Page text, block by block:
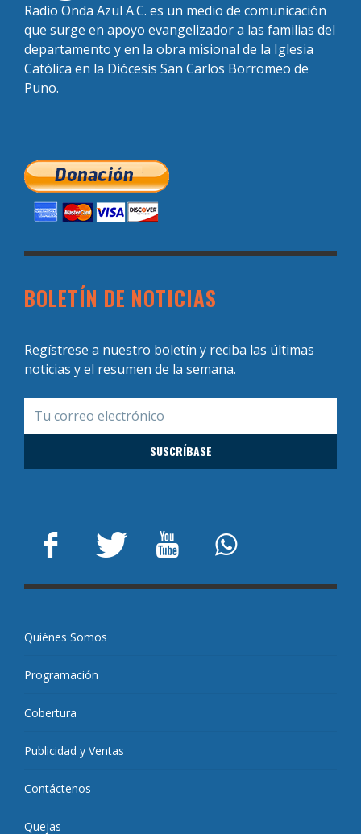
Radio Onda Azul A.C. es un medio de comunicación
que surge en apoyo evangelizador a las familias del
departamento y en la obra misional de la Iglesia
Católica en la Diócesis San Carlos Borromeo de
Puno.
BOLETÍN DE NOTICIAS
Regístrese a nuestro boletín y reciba las últimas
noticias y el resumen de la semana.
Quiénes Somos
Programación
Cobertura
Publicidad y Ventas
Contáctenos
Quejas